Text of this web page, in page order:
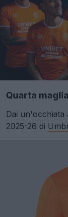
Quarta
Dai un'occhiata
2025-26 di